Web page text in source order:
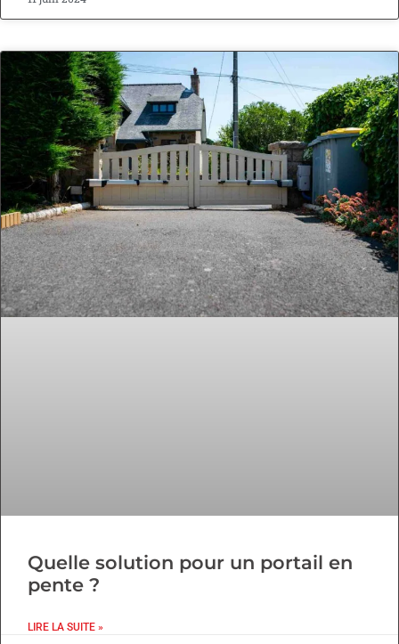
Quelle solution pour un portail en
pente ?
LIRE LA SUITE »